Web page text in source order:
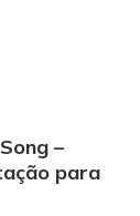
–
para